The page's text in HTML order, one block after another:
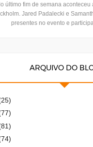
último fim de semana aconteceu
Jared Padalecki e
presentes no evento e
ARQUIVO DO